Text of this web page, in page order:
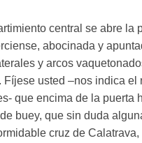
central se abre la
abocinada y
y arcos
Fíjese usted –nos indica el
que encima de la puerta
buey, que sin duda
cruz de Calatrava,